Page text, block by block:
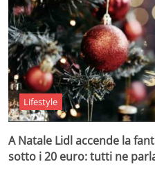
Lifestyle
A Natale Lidl accende la
sotto i 20 euro: tutti ne